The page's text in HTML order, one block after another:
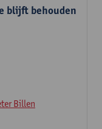
blijft behouden
Billen